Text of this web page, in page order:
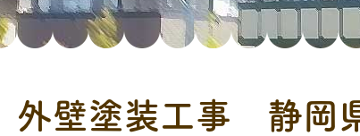
壁塗装工事 静岡